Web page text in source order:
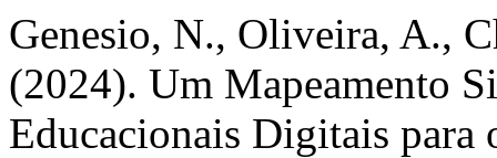
Genesio, N., Oliveira, A.,
(2024). Um Mapeamento
Educacionais Digitais para